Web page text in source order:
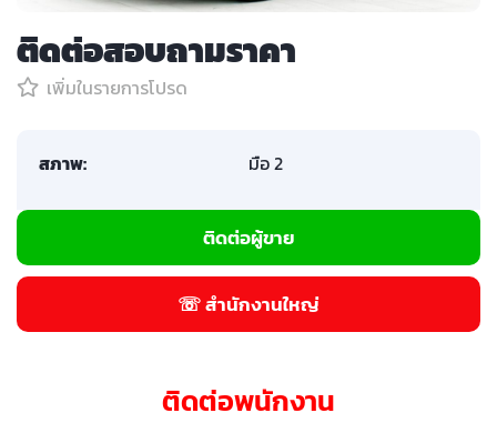
ติดต่อสอบถามราคา
เพิ่มในรายการโปรด
สภาพ: มือ 2
ติดต่อผู้ขาย
☏ สำนักงานใหญ่
ติดต่อพนักงาน